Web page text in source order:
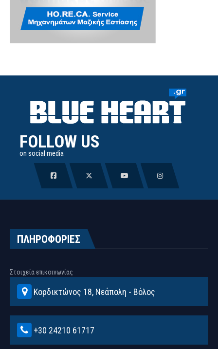
FOLLOW US
on social media
ΠΛΗΡΟΦΟΡΙΕΣ
Στοιχεία επικοινωνίας
Κορδικτώνος 18, Νεάπολη - Βόλος
+30 24210 61717